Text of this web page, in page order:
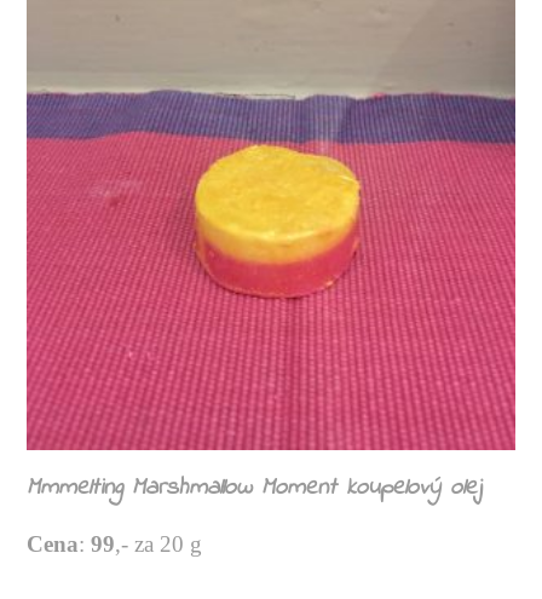
Mmmelting Marshmallow Moment koupelový olej
Cena:99,- za 20 g